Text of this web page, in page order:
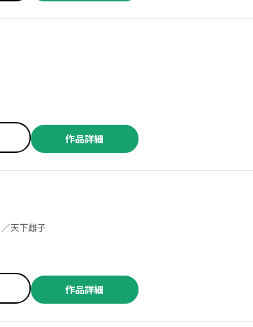
作品詳細
田中克樹 ／上野将治 ／天下雌子
作品詳細